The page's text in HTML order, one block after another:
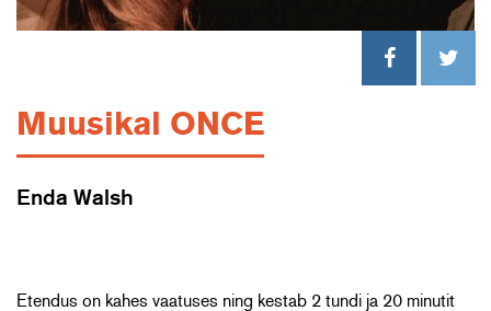
Muusikal ONCE
Enda Walsh
Etendus on kahes vaatuses ning kestab 2 tundi ja 20 minutit